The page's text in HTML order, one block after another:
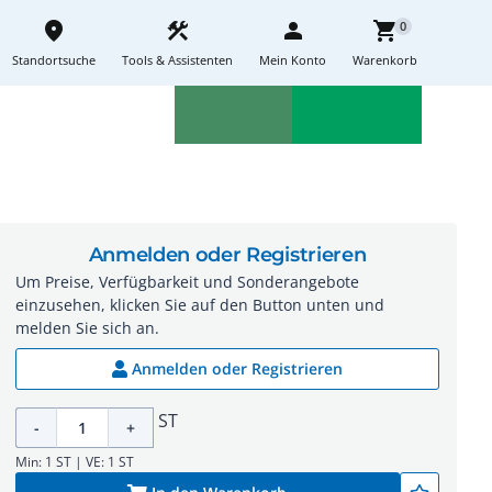
place
Standortsuche
construction
Tools & Assistenten
person
Mein Konto
shopping_cart0
Warenkorb
Anmelden oder Registrieren
Um Preise, Verfügbarkeit und Sonderangebote
einzusehen, klicken Sie auf den Button unten und
melden Sie sich an.
Anmelden oder Registrieren
- + ST
Min: 1 ST | VE: 1 ST